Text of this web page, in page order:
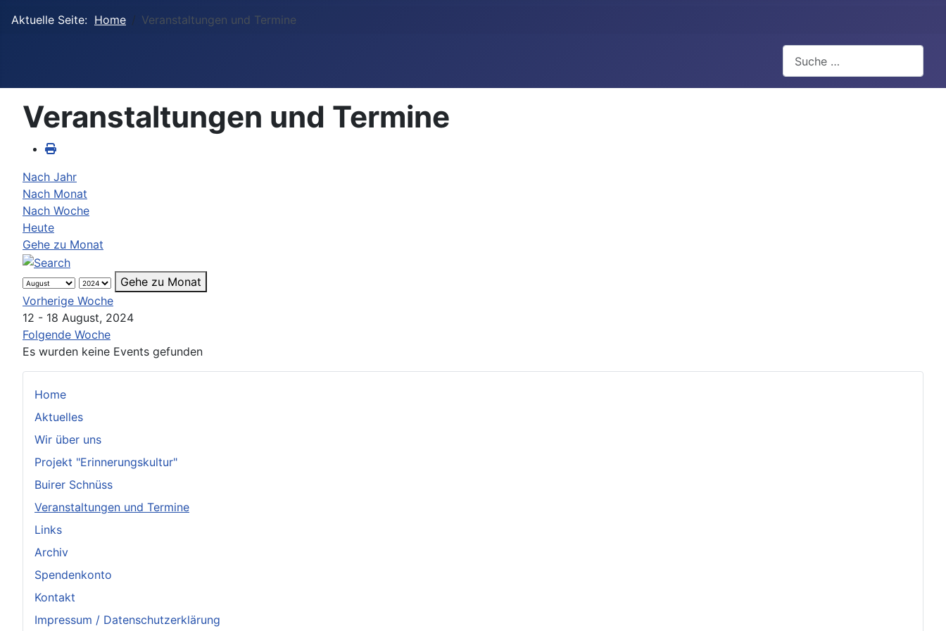
Aktuelle Seite: Home Veranstaltungen und Termine
Home
Aktuelles
Wir über uns
Projekt "Erinnerungskultur"
Buirer Schnüss
Veranstaltungen und Termine
Links
Archiv
Spendenkonto
Kontakt
Impressum / Datenschutzerklärung
Veranstaltungen und Termine
Nach Jahr
Nach Monat
Nach Woche
Heute
Gehe zu Monat
Gehe zu Monat
Vorherige Woche
12 - 18 August, 2024
Folgende Woche
Es wurden keine Events gefunden